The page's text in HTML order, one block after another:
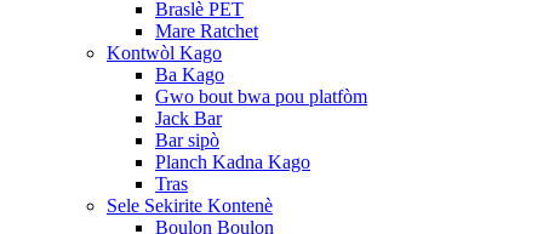
Braslè PET
Mare Ratchet
Kontwòl Kago
Ba Kago
Gwo bout bwa pou platfòm
Jack Bar
Bar sipò
Planch Kadna Kago
Tras
Sele Sekirite Kontenè
Boulon Boulon